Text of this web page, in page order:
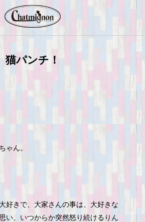
猫パンチ！
ゃん。
好きで、大家さんの事は、大好きな
い、いつからか突然怒り続けるりん